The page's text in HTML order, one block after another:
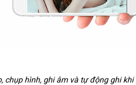
chụp hình, ghi âm và tự động ghi